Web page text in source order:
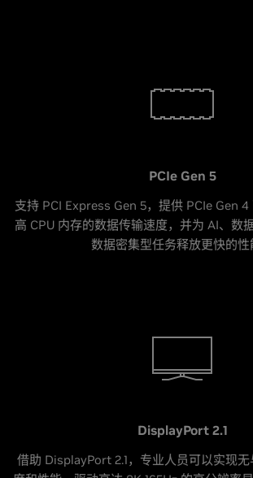
PCIe Gen 5
支持 PCI Express Gen 5，提供 PCIe Gen
高 CPU 内存的数据传输速度，并为 AI、数
数据密集型任务释放更快的性
DisplayPort 2.1
借助 DisplayPort 2.1，专业人员可以实现